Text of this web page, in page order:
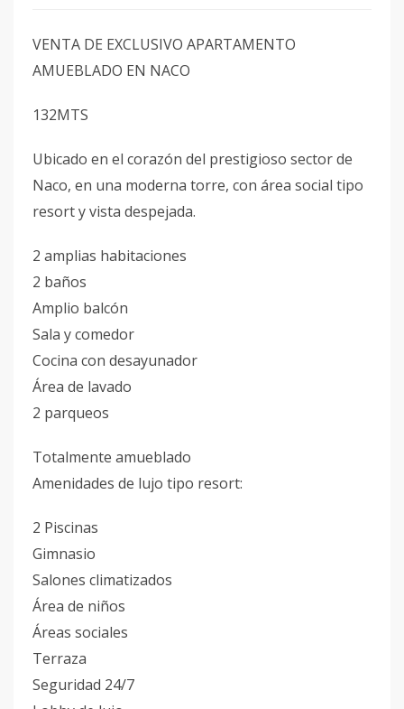
VENTA DE EXCLUSIVO APARTAMENTO
AMUEBLADO EN NACO
132MTS
Ubicado en el corazón del prestigioso sector de
Naco, en una moderna torre, con área social tipo
resort y vista despejada.
2 amplias habitaciones
2 baños
Amplio balcón
Sala y comedor
Cocina con desayunador
Área de lavado
2 parqueos
Totalmente amueblado
Amenidades de lujo tipo resort:
2 Piscinas
Gimnasio
Salones climatizados
Área de niños
Áreas sociales
Terraza
Seguridad 24/7